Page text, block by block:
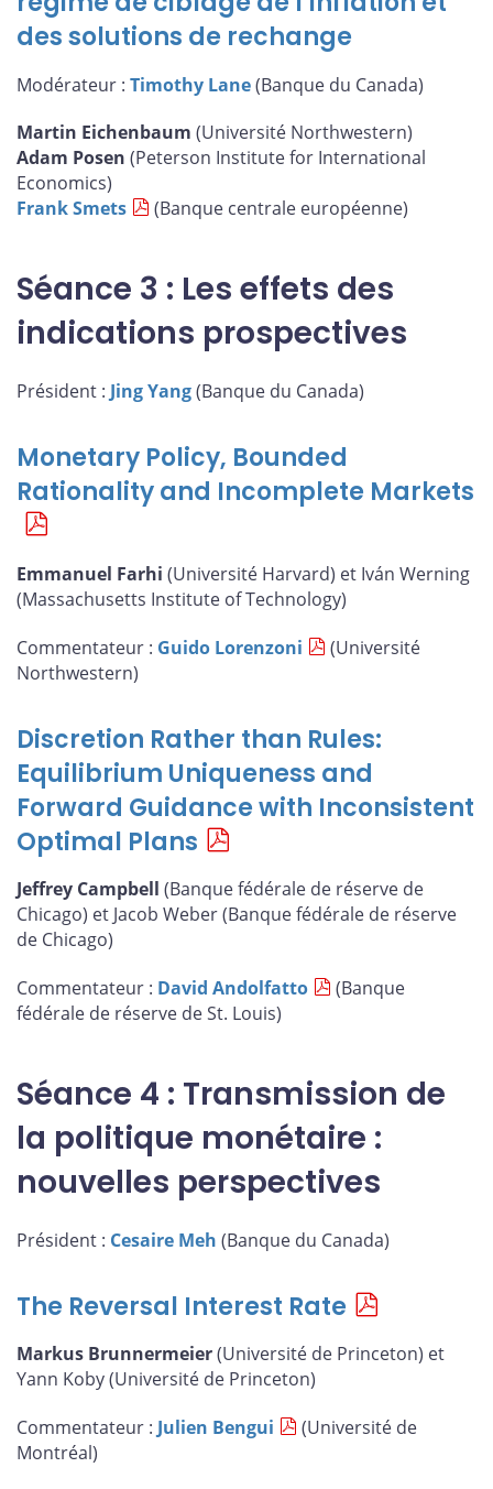
des solutions de rechange
Modérateur : Timothy Lane(Banque du Canada)
Martin Eichenbaum (Université Northwestern)
Adam Posen (Peterson Institute for International
Economics)
Frank Smets
(Banque centrale européenne)
Séance 3 : Les effets des
indications prospectives
Président : Jing Yang(Banque du Canada)
Monetary Policy, Bounded
Rationality and Incomplete Markets
Emmanuel Farhi (Université Harvard) et Iván Werning
(Massachusetts Institute of Technology)
Commentateur : Guido Lorenzoni
(Université
Northwestern)
Discretion Rather than Rules:
Equilibrium Uniqueness and
Forward Guidance with Inconsistent
Optimal Plans
Jeffrey Campbell (Banque fédérale de réserve de
Chicago) et Jacob Weber (Banque fédérale de réserve
de Chicago)
Commentateur : David Andolfatto
(Banque
fédérale de réserve de St. Louis)
Séance 4 : Transmission de
la politique monétaire :
nouvelles perspectives
Président : Cesaire Meh (Banque du Canada)
The Reversal Interest Rate
Markus Brunnermeier(Université de Princeton) et
Yann Koby (Université de Princeton)
Commentateur : Julien Bengui
(Université de
Montréal)